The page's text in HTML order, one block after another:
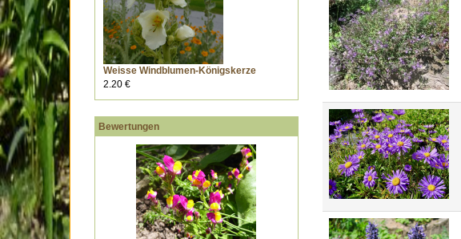
Weisse Windblumen-Königskerze
2.20 €
Bewertungen